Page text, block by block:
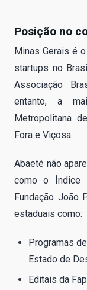
Posição no
Minas Gerais é
startups no
Associação
entanto, a
Metropolitana
Fora e Viçosa.
Abaeté não
como o Índice
Fundação João
estaduais como:
Programas
Estado de
Editais da